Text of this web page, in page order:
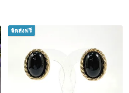
จัดส่งฟรี